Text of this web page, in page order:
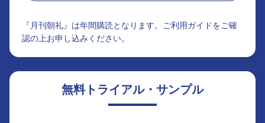
『月刊朝礼』は年間購読となります。ご利用ガイドをご確
認の上お申し込みください。
無料トライアル・サンプル